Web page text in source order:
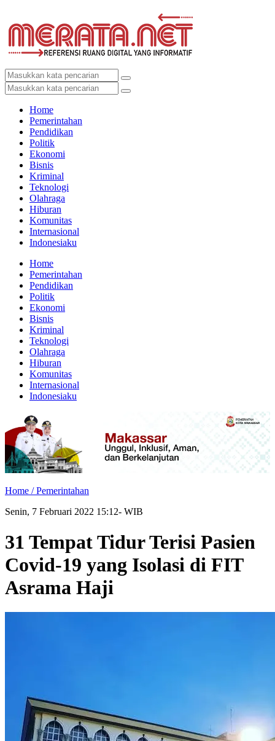
Home
Pemerintahan
Pendidikan
Politik
Ekonomi
Bisnis
Kriminal
Teknologi
Olahraga
Hiburan
Komunitas
Internasional
Indonesiaku
Home
Pemerintahan
Pendidikan
Politik
Ekonomi
Bisnis
Kriminal
Teknologi
Olahraga
Hiburan
Komunitas
Internasional
Indonesiaku
Home /Pemerintahan
Senin, 7 Februari 2022 15:12- WIB
31 Tempat Tidur Terisi Pasien
Covid-19 yang Isolasi di FIT
Asrama Haji